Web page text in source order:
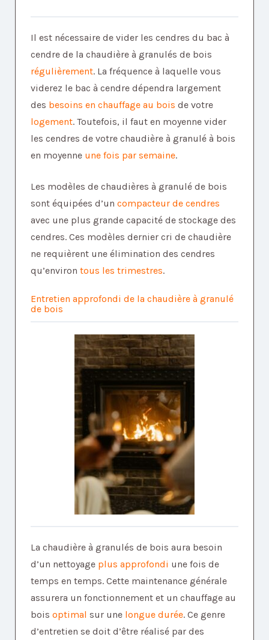
Il est nécessaire de vider les cendres du bac à
cendre de la chaudière à granulés de bois
régulièrement. La fréquence à laquelle vous
viderez le bac à cendre dépendra largement
des besoins en chauffage au bois de votre
logement. Toutefois, il faut en moyenne vider
les cendres de votre chaudière à granulé à bois
en moyenne une fois par semaine.
Les modèles de chaudières à granulé de bois
sont équipées d’un compacteur de cendres
avec une plus grande capacité de stockage des
cendres. Ces modèles dernier cri de chaudière
ne requièrent une élimination des cendres
qu’environ tous les trimestres.
Entretien approfondi de la chaudière à granulé
de bois
La chaudière à granulés de bois aura besoin
d’un nettoyage plus approfondi une fois de
temps en temps. Cette maintenance générale
assurera un fonctionnement et un chauffage au
bois optimal sur une longue durée. Ce genre
d’entretien se doit d’être réalisé par des